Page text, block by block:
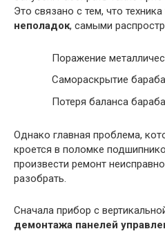
Это связано с тем, что техника
неполадок, самыми
Поражение
Самораскрытие
Потеря баланса
Однако главная проблема,
кроется в поломке
произвести ремонт
разобрать.
Сначала прибор с
демонтажа панелей